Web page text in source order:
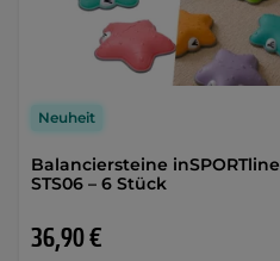
Balanciersteine inSPORTline
STS06 – 6 Stück
36,90 €
Neuheit